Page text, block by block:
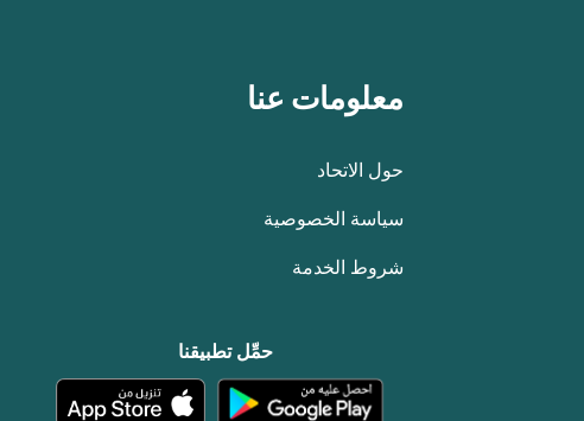
معلومات عنا
حول الاتحاد
سياسة الخصوصية
شروط الخدمة
حمِّل تطبيقنا